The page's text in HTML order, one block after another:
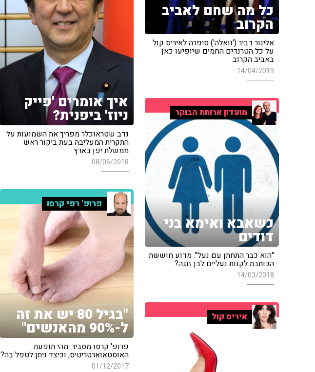
כל מה שחם לאביב
הקרוב
אלינור דביר ('וואלה') סיפרה לאיריס קול
על כל הטרנדים החמים שיופיעו כאן
באביב הקרוב
14/04/2019
איך אומרים 'פייק
ניוז' ביפנית?
נדב שטראוכלר מפריך את השמועות על
התקרית המעליבה בעת ביקור ראש
ממשלת יפן בארץ
08/05/2018
מועדון ארוחת הבוקר
כשאבא ואימא בני
דודים
"הוא כבר התחתן עם נעל": מדוע חוששת
הכותבת לקנות נעליים לבן זוגה?
14/03/2018
פרופ' רפי קרסו
"בגיל 80 יש את זה
ל-90% מהאנשים"
פרופ' קרסו מסביר: מהי תופעת
האוסטאוארטריטיס, וכיצד ניתן לטפל בה?
01/12/2017
איריס קול